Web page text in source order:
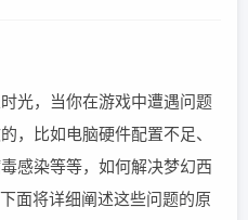
光，当你在游戏中遭遇问题
，比如电脑硬件配置不足、
感染等等，如何解决梦幻西
面将详细阐述这些问题的原